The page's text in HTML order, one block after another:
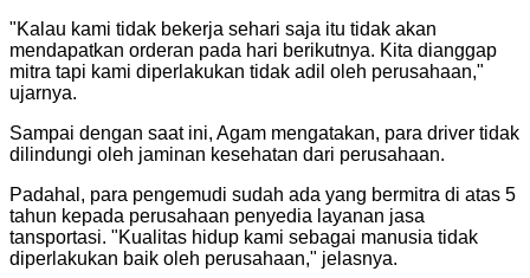
"Kalau kami tidak bekerja sehari saja itu tidak akan
mendapatkan orderan pada hari berikutnya. Kita dianggap
mitra tapi kami diperlakukan tidak adil oleh perusahaan,"
ujarnya.
Sampai dengan saat ini, Agam mengatakan, para driver tidak
dilindungi oleh jaminan kesehatan dari perusahaan.
Padahal, para pengemudi sudah ada yang bermitra di atas 5
tahun kepada perusahaan penyedia layanan jasa
tansportasi. "Kualitas hidup kami sebagai manusia tidak
diperlakukan baik oleh perusahaan," jelasnya.